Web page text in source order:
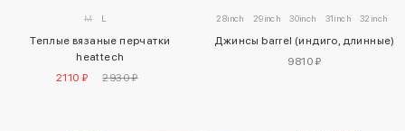
M L
Теплые вязаные перчатки
heattech
2110 ₽
2930 ₽
28inch 29inch 30inch 31inch 32inch
Джинсы barrel (индиго, длинные)
9810 ₽